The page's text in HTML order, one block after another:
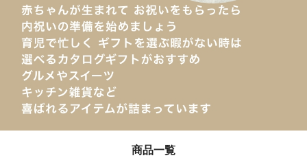
商品一覧